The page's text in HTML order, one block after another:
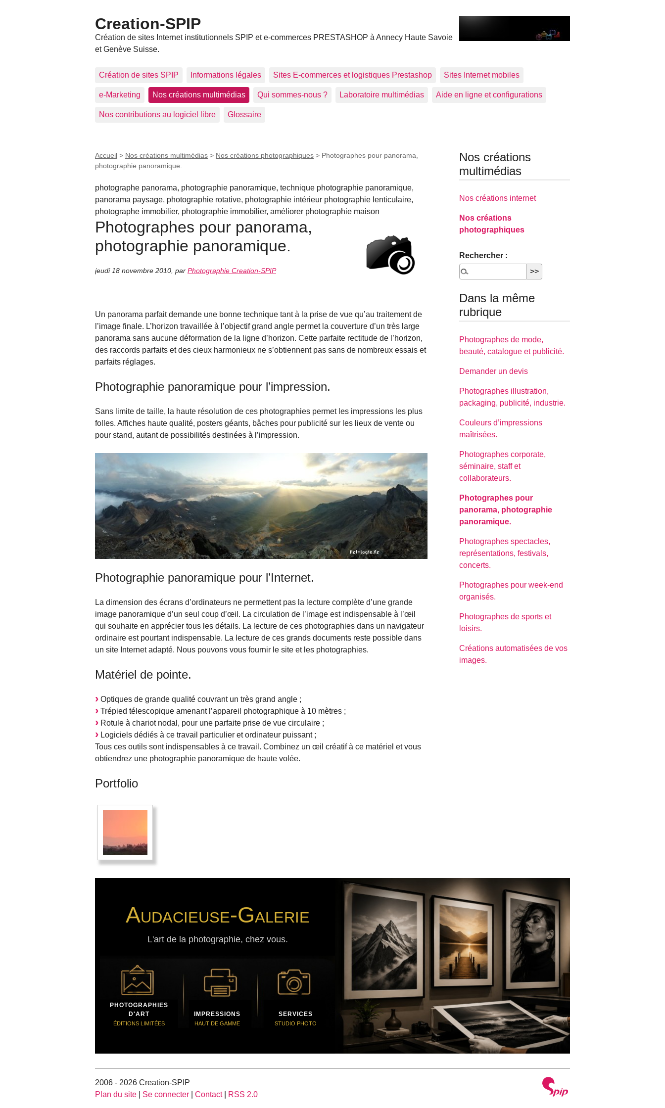
Creation-SPIP
Création de sites Internet institutionnels SPIP et e-commerces PRESTASHOP à Annecy Haute Savoie
et Genève Suisse.
Création de sites SPIP Informations légales Sites E-commerces et logistiques Prestashop Sites Internet mobiles
e-Marketing Nos créations multimédias Qui sommes-nous ? Laboratoire multimédias Aide en ligne et configurations
Nos contributions au logiciel libre Glossaire
Accueil > Nos créations multimédias > Nos créations photographiques > Photographes pour panorama,
photographie panoramique.
photographe panorama, photographie panoramique, technique photographie panoramique,
panorama paysage, photographie rotative, photographie intérieur photographie lenticulaire,
photographe immobilier, photographie immobilier, améliorer photographie maison
Photographes pour panorama,
photographie panoramique.
jeudi 18 novembre 2010 par Photographie Creation-SPIP
Un panorama parfait demande une bonne technique tant à la prise de vue qu’au traitement de
l’image finale. L’horizon travaillée à l’objectif grand angle permet la couverture d’un très large
panorama sans aucune déformation de la ligne d’horizon. Cette parfaite rectitude de l’horizon,
des raccords parfaits et des cieux harmonieux ne s’obtiennent pas sans de nombreux essais et
parfaits réglages.
Photographie panoramique pour l’impression.
Sans limite de taille, la haute résolution de ces photographies permet les impressions les plus
folles. Affiches haute qualité, posters géants, bâches pour publicité sur les lieux de vente ou
pour stand, autant de possibilités destinées à l’impression.
Photographie panoramique pour l’Internet.
La dimension des écrans d’ordinateurs ne permettent pas la lecture complète d’une grande
image panoramique d’un seul coup d’œil. La circulation de l’image est indispensable à l’œil
qui souhaite en apprécier tous les détails. La lecture de ces photographies dans un navigateur
ordinaire est pourtant indispensable. La lecture de ces grands documents reste possible dans
un site Internet adapté. Nous pouvons vous fournir le site et les photographies.
Matériel de pointe.
Optiques de grande qualité couvrant un très grand angle ;
Trépied télescopique amenant l’appareil photographique à 10 mètres ;
Rotule à chariot nodal, pour une parfaite prise de vue circulaire ;
Logiciels dédiés à ce travail particulier et ordinateur puissant ;
Tous ces outils sont indispensables à ce travail. Combinez un œil créatif à ce matériel et vous
obtiendrez une photographie panoramique de haute volée.
Portfolio
Nos créations
multimédias
Nos créations internet
Nos créations
photographiques
Rechercher :
Dans la même
rubrique
Photographes de mode,
beauté, catalogue et publicité.
Demander un devis
Photographes illustration,
packaging, publicité, industrie.
Couleurs d’impressions
maîtrisées.
Photographes corporate,
séminaire, staff et
collaborateurs.
Photographes pour
panorama, photographie
panoramique.
Photographes spectacles,
représentations, festivals,
concerts.
Photographes pour week-end
organisés.
Photographes de sports et
loisirs.
Créations automatisées de vos
images.
Audacieuse-Galerie
L'art de la photographie, chez vous.
PHOTOGRAPHIES
D'ART
ÉDITIONS LIMITÉES
IMPRESSIONS
HAUT DE GAMME
SERVICES
STUDIO PHOTO
2006 - 2026 Creation-SPIP
Plan du site
Se connecter Contact| RSS 2.0